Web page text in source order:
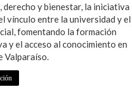
derecho y bienestar, la iniciativa
vínculo entre la universidad y el
fomentando la formación
y el acceso al conocimiento en
Valparaíso.